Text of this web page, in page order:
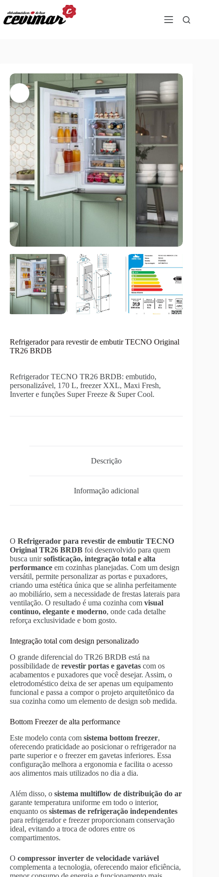
Refrigerador para revestir de embutir TECNO Original
TR26 BRDB
Refrigerador TECNO TR26 BRDB: embutido,
personalizável, 170 L, freezer XXL, Maxi Fresh,
Inverter e funções Super Freeze & Super Cool.
Descrição
Informação adicional
O Refrigerador para revestir de embutir TECNO
Original TR26 BRDB foi desenvolvido para quem
busca unirsofisticação, integração total e alta
performance em cozinhas planejadas. Com um design
versátil, permite personalizar as portas e puxadores,
criando uma estética única que se alinha perfeitamente
ao mobiliário, sem a necessidade de frestas laterais para
ventilação. O resultado é uma cozinha com visual
contínuo, elegante e moderno, onde cada detalhe
reforça exclusividade e bom gosto.
Integração total com design personalizado
O grande diferencial do TR26 BRDB está na
possibilidade de revestir portas e gavetas com os
acabamentos e puxadores que você desejar. Assim, o
eletrodoméstico deixa de ser apenas um equipamento
funcional e passa a compor o projeto arquitetônico da
sua cozinha como um elemento de design sob medida.
Bottom Freezer de alta performance
Este modelo conta com sistema bottom freezer,
oferecendo praticidade ao posicionar o refrigerador na
parte superior e o freezer em gavetas inferiores. Essa
configuração melhora a ergonomia e facilita o acesso
aos alimentos mais utilizados no dia a dia.
Além disso, o sistema multiflow de distribuição do ar
garante temperatura uniforme em todo o interior,
enquanto os sistemas de refrigeração independentes
para refrigerador e freezer proporcionam conservação
ideal, evitando a troca de odores entre os
compartimentos.
O compressor inverter de velocidade variável
complementa a tecnologia, oferecendo maior eficiência,